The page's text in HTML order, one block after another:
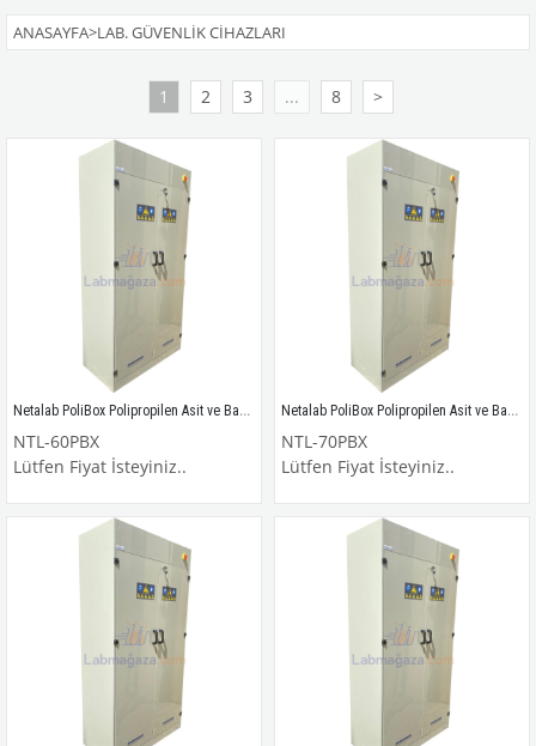
ANASAYFA>LAB. GÜVENLIK CIHAZLARI
1 2 3 ... 8 >
Netalab PoliBox Polipropilen Asit ve Baz Dolabı / NTL-60PBX
NTL-60PBX
Lütfen Fiyat İsteyiniz..
Netalab PoliBox Polipropilen Asit ve Baz Dolabı / NTL-70PBX
NTL-70PBX
Lütfen Fiyat İsteyiniz..